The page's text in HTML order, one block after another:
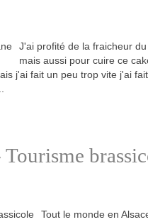
J'ai profité de la fraicheur
mais aussi pour cuire ce
j'ai fait un peu trop vite j'ai
Tout le monde en